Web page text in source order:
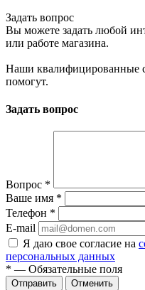
Задать вопрос
Вы можете задать любой
или работе магазина.
Наши квалифицированные
помогут.
Задать вопрос
Вопрос *
Ваше имя *
Телефон *
E-mail
Я даю свое согласие на
персональных данных
* — Обязательные поля
Отменить